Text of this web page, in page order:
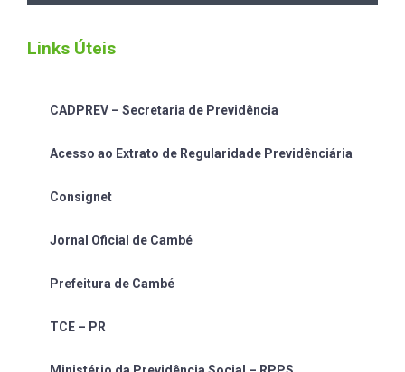
Links Úteis
CADPREV – Secretaria de Previdência
Acesso ao Extrato de Regularidade Previdênciária
Consignet
Jornal Oficial de Cambé
Prefeitura de Cambé
TCE – PR